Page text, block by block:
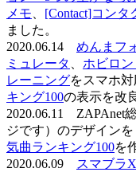
メモ
[Contact]コンタ
ました。
2020.06.14 めんまフ
ミュレータ
ホビロ
レーニングをスマホ対
キング100の表示を改
2020.06.11 ZAPAnet
ジです）のデザイン
気曲ランキング100を
2020.06.09
スマブラ